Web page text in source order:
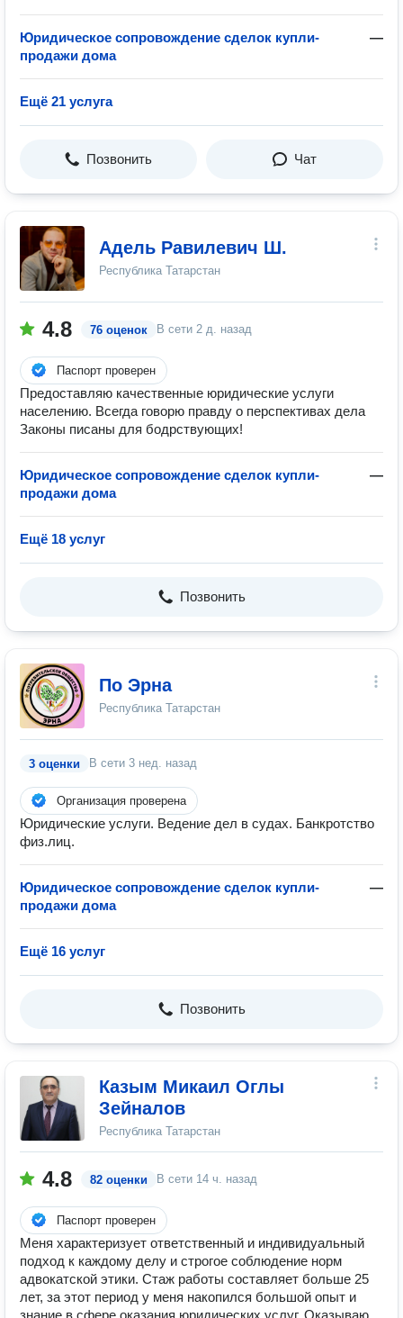
Юридическое сопровождение сделок купли-
продажи дома
—
Ещё 21 услуга
Позвонить Чат
Адель Равилевич Ш.
Республика Татарстан
4.8 76 оценок В сети 2 д. назад
Паспорт проверен
Предоставляю качественные юридические услуги
населению. Всегда говорю правду о перспективах дела
Законы писаны для бодрствующих!
Юридическое сопровождение сделок купли-
продажи дома
—
Ещё 18 услуг
Позвонить
По Эрна
Республика Татарстан
3 оценки В сети 3 нед. назад
Организация проверена
Юридические услуги. Ведение дел в судах. Банкротство
физ.лиц.
Юридическое сопровождение сделок купли-
продажи дома
—
Ещё 16 услуг
Позвонить
Казым Микаил Оглы
Зейналов
Республика Татарстан
4.8 82 оценки В сети 14 ч. назад
Паспорт проверен
Меня характеризует ответственный и индивидуальный
подход к каждому делу и строгое соблюдение норм
адвокатской этики. Стаж работы составляет больше 25
лет, за этот период у меня накопился большой опыт и
знание в сфере оказания юридических услуг. Оказываю